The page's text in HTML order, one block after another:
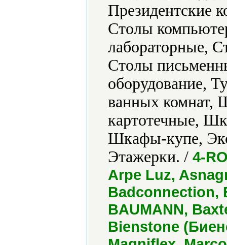
Президентские
Столы
лабораторные,
Столы
оборудование,
ванных
картотечные,
Шкафы-купе,
Этажерки. / 4-
Arpe Luz,
Badconnection,
BAUMANN,
Bienstone